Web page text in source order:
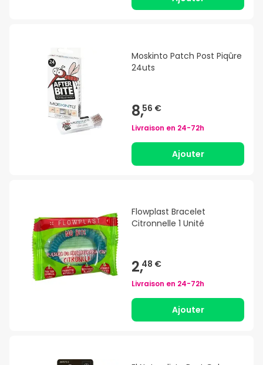
Moskinto Patch Post Piqûre
24uts
8,56 €
Livraison en 24-72h
Ajouter
Flowplast Bracelet
Citronnelle 1 Unité
2,48 €
Livraison en 24-72h
Ajouter